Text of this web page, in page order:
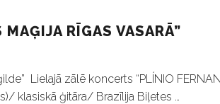
RĪGAS VASARĀ”
Lielajā zālē koncerts “PLÍNIO
klasiskā ģitāra/ Brazīlija Biļetes …